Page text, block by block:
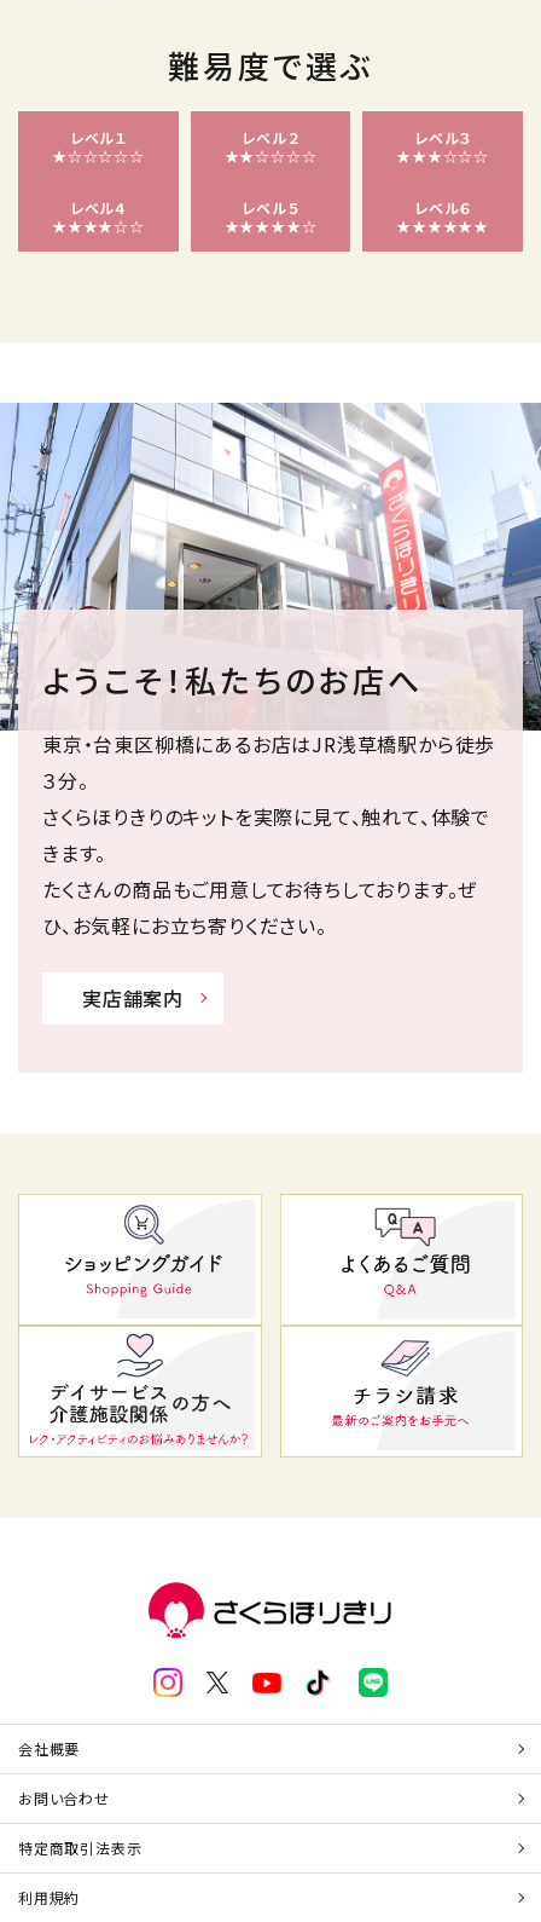
難易度で選ぶ
レベル１
★☆☆☆☆☆
レベル２
★★☆☆☆☆
レベル３
★★★☆☆☆
レベル４
★★★★☆☆
レベル５
★★★★★☆
レベル６
★★★★★★
ようこそ！私たちのお店へ
東京・台東区柳橋にあるお店はJR浅草橋駅から徒歩
３分。
さくらほりきりのキットを実際に見て、触れて、体験で
きます。
たくさんの商品もご用意してお待ちしております。ぜ
ひ、お気軽にお立ち寄りください。
実店舗案内
会社概要
お問い合わせ
特定商取引法表示
利用規約